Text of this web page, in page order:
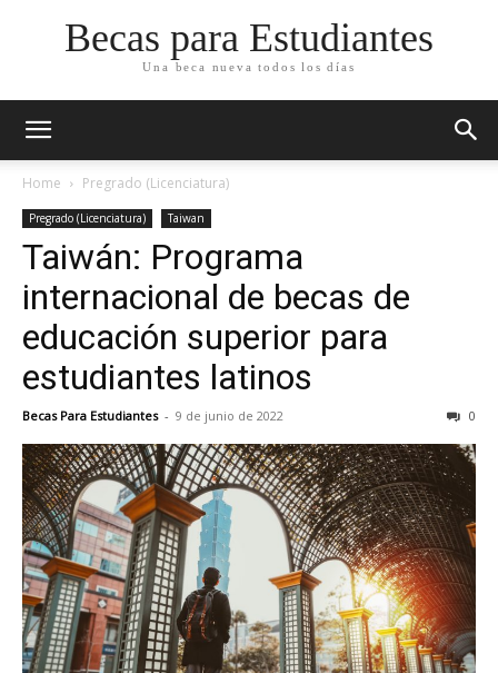
Becas para Estudiantes
Una beca nueva todos los días
Home Pregrado (Licenciatura)
Pregrado (Licenciatura) Taiwan
Taiwán: Programa
internacional de becas de
educación superior para
estudiantes latinos
Becas Para Estudiantes - 9 de junio de 2022 0